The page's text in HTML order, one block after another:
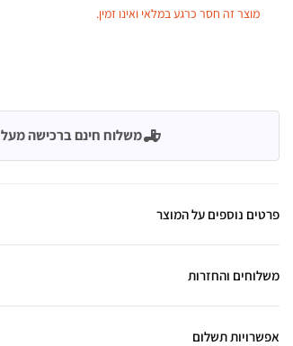
מוצר זה חסר כרגע במלאי ואינו זמין.
משלוח חינם ברכישה מעל 399 ש"ח
פרטים נוספים על המוצר
משלוחים והחזרות
אפשרויות תשלום